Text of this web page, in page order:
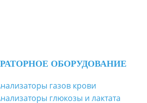
ОБОРУДОВАНИЕ
газов крови
глюкозы и лактата